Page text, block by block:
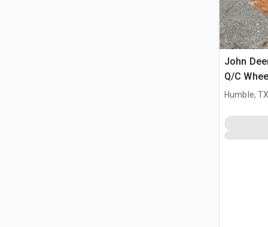
John
Q/C
Fits John
Humble,